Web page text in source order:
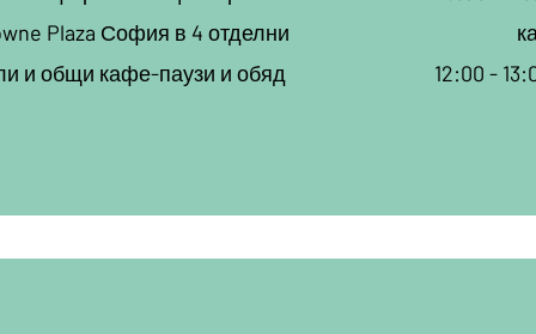
Plaza София в 4 отделни
и общи кафе-паузи и обяд
12:00 -